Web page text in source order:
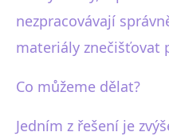
nezpracovávají
materiály znečišťovat
Co můžeme dělat?
Jedním z řešení je